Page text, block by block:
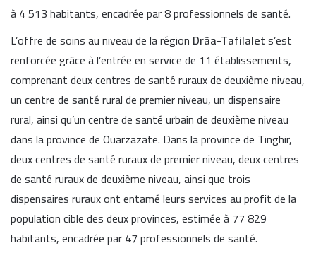
à 4 513 habitants, encadrée par 8 professionnels de santé.
L’offre de soins au niveau de la région Drâa-Tafilalets’est
renforcée grâce à l’entrée en service de 11 établissements,
comprenant deux centres de santé ruraux de deuxième niveau,
un centre de santé rural de premier niveau, un dispensaire
rural, ainsi qu’un centre de santé urbain de deuxième niveau
dans la province de Ouarzazate. Dans la province de Tinghir,
deux centres de santé ruraux de premier niveau, deux centres
de santé ruraux de deuxième niveau, ainsi que trois
dispensaires ruraux ont entamé leurs services au profit de la
population cible des deux provinces, estimée à 77 829
habitants, encadrée par 47 professionnels de santé.